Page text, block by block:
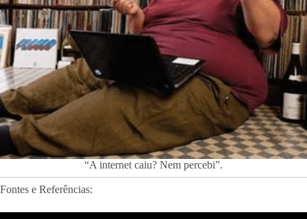
“A internet caiu? Nem percebi”.
Fontes e Referências: